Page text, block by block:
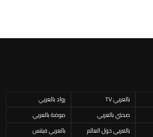
بالعربي TV
رواد بالعربي
صحتي بالعربي
موضة بالعربي
بالعربي حول العالم
بالعربي فيتنس